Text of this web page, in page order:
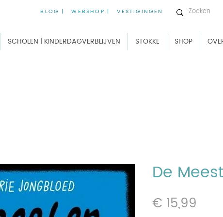
BLOG | WEBSHOP | VESTIGINGEN
SCHOLEN | KINDERDAGVERBLIJVEN STOKKE SHOP
De
€ 15,99